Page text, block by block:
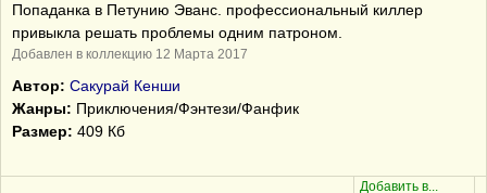
Попаданка в Петунию Эванс. профессиональный киллер
привыкла решать проблемы одним патроном.
Добавлен в коллекцию 12 Марта 2017
Автор: Сакурай Кенши
Жанры: Приключения/Фэнтези/Фанфик
Размер: 409 Кб